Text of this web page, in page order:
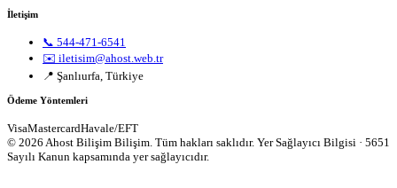
İletişim
📞 544-471-6541
✉️ iletisim@ahost.web.tr
📍 Şanlıurfa, Türkiye
Ödeme Yöntemleri
VisaMastercardHavale/EFT
© 2026 Ahost Bilişim Bilişim. Tüm hakları saklıdır. Yer Sağlayıcı Bilgisi · 5651
Sayılı Kanun kapsamında yer sağlayıcıdır.